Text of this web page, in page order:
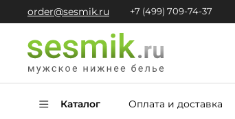
order@sesmik.ru +7 (499) 709-74-37
Каталог Оплата и доставка